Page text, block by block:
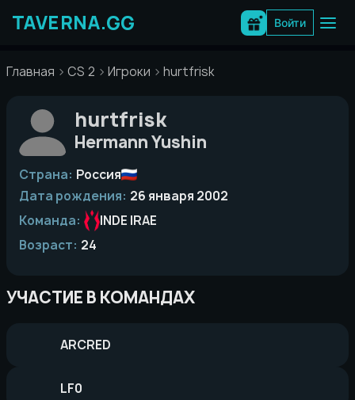
содержимому
Войти
Главная CS 2 Игроки hurtfrisk
hurtfrisk
Hermann Yushin
Страна: Россия
Дата рождения: 26 января 2002
Команда:
INDE IRAE
Возраст: 24
УЧАСТИЕ В КОМАНДАХ
ARCRED
LF0